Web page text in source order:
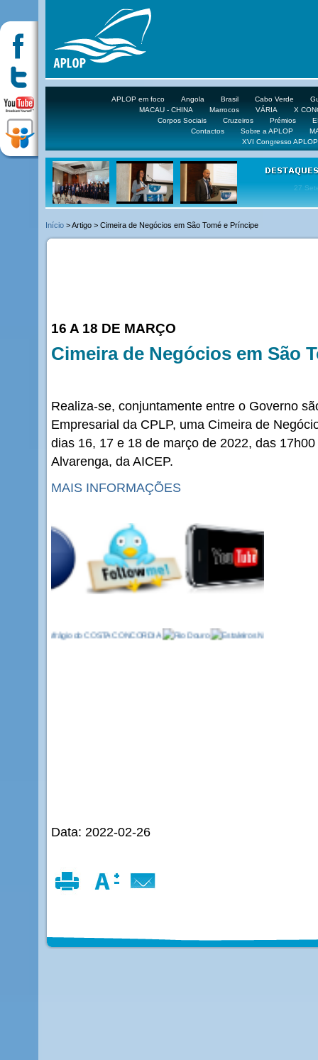
APLOP em foco Angola Brasil Cabo Verde
MACAU - CHINA
Marrocos VÁRIA
X
Corpos Sociais
Cruzeiros Prémios
Contactos
Sobre a APLOP
XVI Congresso APLOP
16 DE
Início > Artigo > Cimeira de Negócios em São Tomé e Príncipe
16 A 18 DE MARÇO
Cimeira de Negócios em São
Realiza-se, conjuntamente entre o Governo
Empresarial da CPLP, uma Cimeira de
dias 16, 17 e 18 de março de 2022, das
Alvarenga, da AICEP.
MAIS INFORMAÇÕES
Data: 2022-02-26